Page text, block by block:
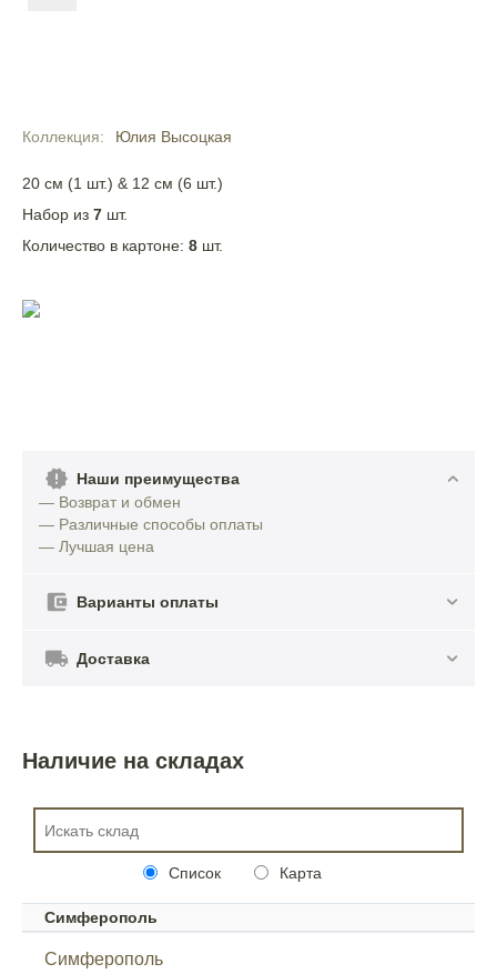
Коллекция Юлия Высоцкая
20 см (1 шт.) & 12 см (6 шт.)
Набор из 7 шт.
Количество в картоне: 8 шт.
Наши преимущества
— Возврат и обмен
— Различные способы оплаты
— Лучшая цена
Варианты оплаты
Доставка
Наличие на складах
Список Карта
Симферополь
Симферополь